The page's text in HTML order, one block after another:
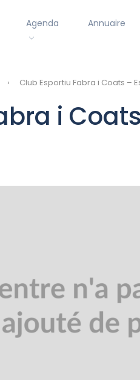
Agenda Annuaire
Club Esportiu Fabra i Coats –
i